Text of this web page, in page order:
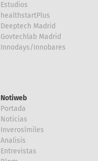
Estudios
healthstartPlus
Deeptech Madrid
Govtechlab Madrid
Innodays/Innobares
Notiweb
Portada
Noticias
Inverosímiles
Analisis
Entrevistas